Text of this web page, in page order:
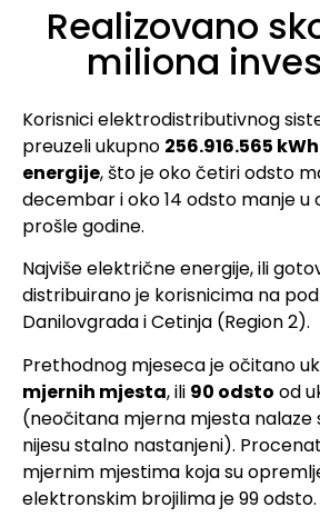
Realizovano
miliona
Korisnici elektrodistributivnog
preuzeli ukupno 256.916.565
energije, što je oko četiri odsto
decembar i oko 14 odsto manje u
prošle godine.
Najviše električne energije, ili
distribuirano je korisnicima na
Danilovgrada i Cetinja (Region 2).
Prethodnog mjeseca je očitano
mjernih mjesta, ili 90 odsto od
(neočitana mjerna mjesta nalaze
nijesu stalno nastanjeni).
mjernim mjestima koja su
elektronskim brojilima je 99 odsto.